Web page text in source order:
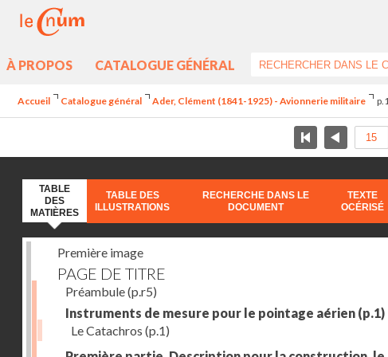
À PROPOS CATALOGUE GÉNÉRAL
Accueil Catalogue général Ader, Clément (1841-1925) - Avionnerie militaire
TABLE
DES
MATIÈRES
TABLE DES
ILLUSTRATIONS
RECHERCHE DANS LE
DOCUMENT
TEXTE
OCÉRISÉ
Première image
PAGE DE TITRE
Préambule(p.r5)
Instruments de mesure pour le pointage aérien (p.1)
Le Catachros (p.1)